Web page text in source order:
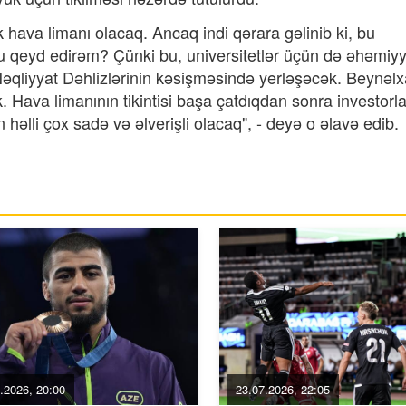
limanı olacaq. Ancaq indi qərara gəlinib ki, bu
qeyd edirəm? Çünki bu, universitetlər üçün də
Dəhlizlərinin kəsişməsində yerləşəcək.
limanının tikintisi başa çatdıqdan sonra
çox sadə və əlverişli olacaq", - deyə o əlavə edib.
20:00 23.07.2026, 22:05